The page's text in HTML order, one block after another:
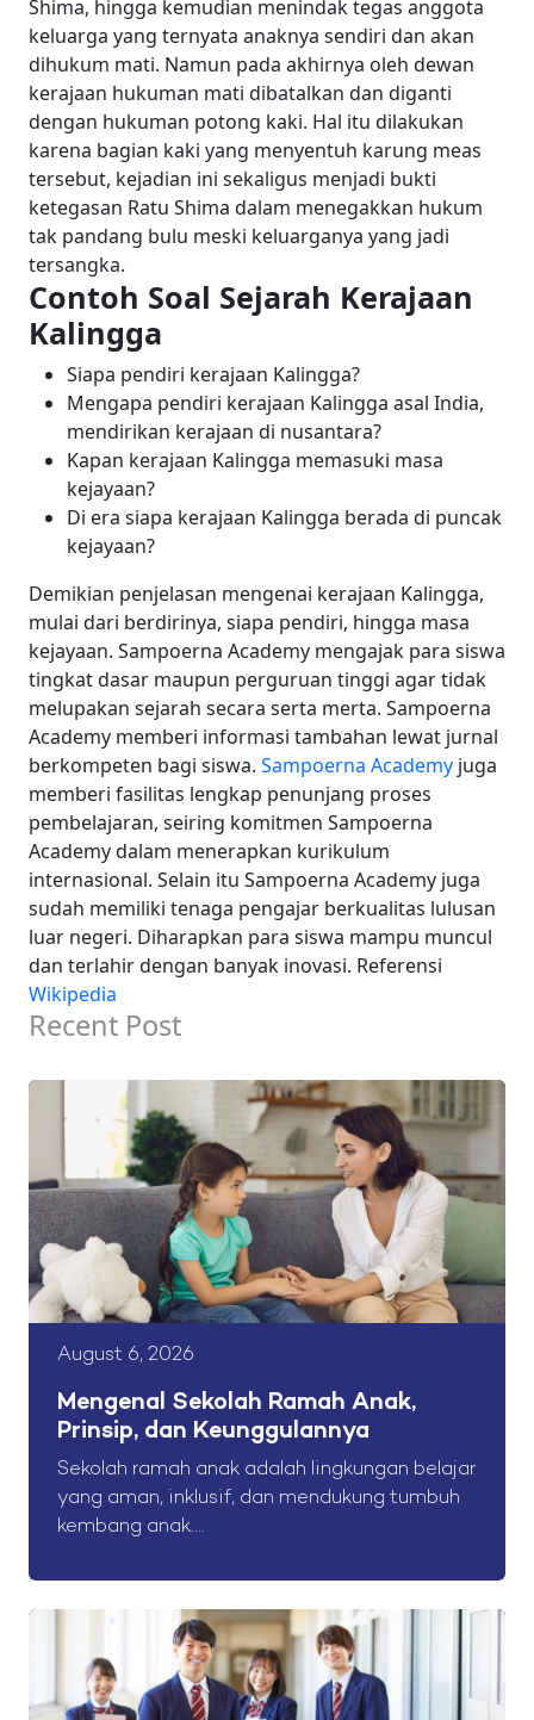
Shima, hingga kemudian menindak tegas anggota
keluarga yang ternyata anaknya sendiri dan akan
dihukum mati. Namun pada akhirnya oleh dewan
kerajaan hukuman mati dibatalkan dan diganti
dengan hukuman potong kaki. Hal itu dilakukan
karena bagian kaki yang menyentuh karung meas
tersebut, kejadian ini sekaligus menjadi bukti
ketegasan Ratu Shima dalam menegakkan hukum
tak pandang bulu meski keluarganya yang jadi
tersangka.
Contoh Soal Sejarah Kerajaan
Kalingga
Siapa pendiri kerajaan Kalingga?
Mengapa pendiri kerajaan Kalingga asal India,
mendirikan kerajaan di nusantara?
Kapan kerajaan Kalingga memasuki masa
kejayaan?
Di era siapa kerajaan Kalingga berada di puncak
kejayaan?
Demikian penjelasan mengenai kerajaan Kalingga,
mulai dari berdirinya, siapa pendiri, hingga masa
kejayaan. Sampoerna Academy mengajak para siswa
tingkat dasar maupun perguruan tinggi agar tidak
melupakan sejarah secara serta merta. Sampoerna
Academy memberi informasi tambahan lewat jurnal
berkompeten bagi siswa. Sampoerna Academy juga
memberi fasilitas lengkap penunjang proses
pembelajaran, seiring komitmen Sampoerna
Academy dalam menerapkan kurikulum
internasional. Selain itu Sampoerna Academy juga
sudah memiliki tenaga pengajar berkualitas lulusan
luar negeri. Diharapkan para siswa mampu muncul
dan terlahir dengan banyak inovasi. Referensi
Wikipedia
Recent Post
August 6, 2026
Mengenal Sekolah Ramah Anak,
Prinsip, dan Keunggulannya
Sekolah ramah anak adalah lingkungan belajar
yang aman, inklusif, dan mendukung tumbuh
kembang anak....